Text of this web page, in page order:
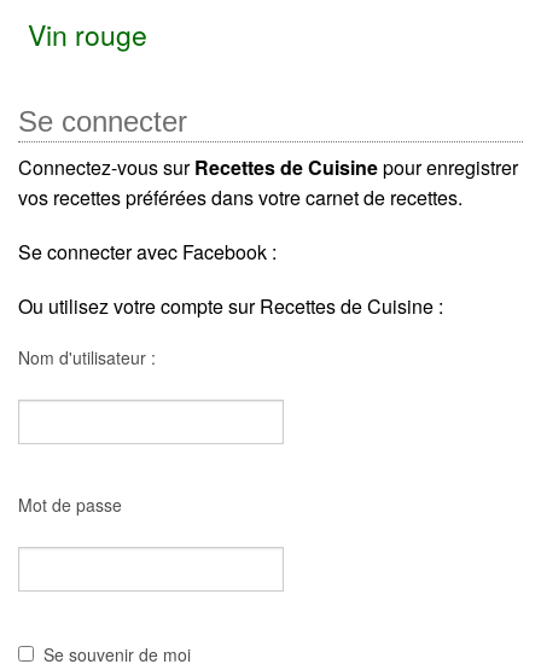
Vin rouge
Se connecter
Connectez-vous surRecettes de Cuisinepour enregistrer
vos recettes préférées dans votre carnet de recettes.
Se connecter avec Facebook :
Ou utilisez votre compte sur Recettes de Cuisine :
Nom d'utilisateur :
Mot de passe
Se souvenir de moi